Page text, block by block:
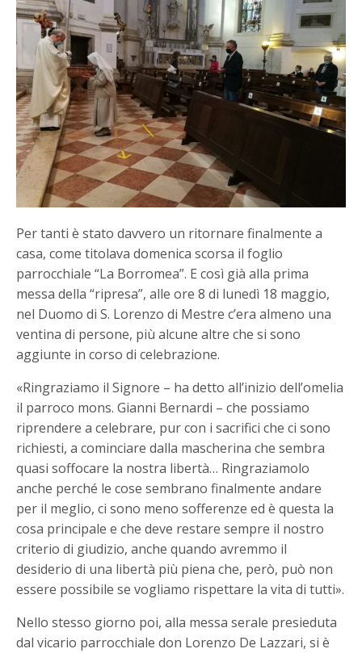
Per tanti è stato davvero un ritornare finalmente a
casa, come titolava domenica scorsa il foglio
parrocchiale “La Borromea”. E così già alla prima
messa della “ripresa”, alle ore 8 di lunedì 18 maggio,
nel Duomo di S. Lorenzo di Mestre c’era almeno una
ventina di persone, più alcune altre che si sono
aggiunte in corso di celebrazione.
«Ringraziamo il Signore – ha detto all’inizio dell’omelia
il parroco mons. Gianni Bernardi – che possiamo
riprendere a celebrare, pur con i sacrifici che ci sono
richiesti, a cominciare dalla mascherina che sembra
quasi soffocare la nostra libertà… Ringraziamolo
anche perché le cose sembrano finalmente andare
per il meglio, ci sono meno sofferenze ed è questa la
cosa principale e che deve restare sempre il nostro
criterio di giudizio, anche quando avremmo il
desiderio di una libertà più piena che, però, può non
essere possibile se vogliamo rispettare la vita di tutti».
Nello stesso giorno poi, alla messa serale presieduta
dal vicario parrocchiale don Lorenzo De Lazzari, si è